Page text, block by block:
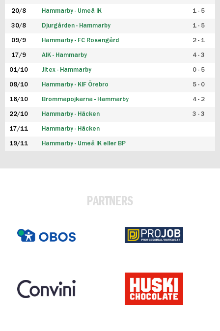
20/8 Hammarby - Umeå IK 1 - 5
30/8 Djurgården - Hammarby 1 - 5
09/9 Hammarby - FC Rosengård 2 - 1
17/9 AIK - Hammarby 4 - 3
01/10 Jitex - Hammarby 0 - 5
08/10 Hammarby - KIF Örebro 5 - 0
16/10 Brommapojkarna - Hammarby 4 - 2
22/10 Hammarby - Häcken 3 - 3
17/11 Hammarby - Häcken
19/11 Hammarby - Umeå IK eller BP
PARTNERS